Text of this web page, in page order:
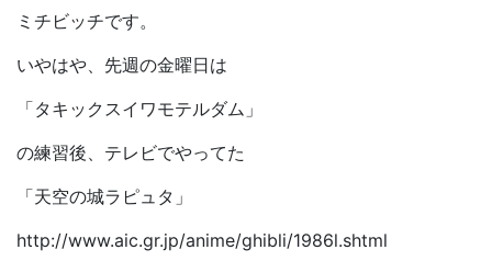
ミチビッチです。
いやはや、先週の金曜日は
「タキックスイワモテルダム」
の練習後、テレビでやってた
「天空の城ラピュタ」
http://www.aic.gr.jp/anime/ghibli/1986l.shtml